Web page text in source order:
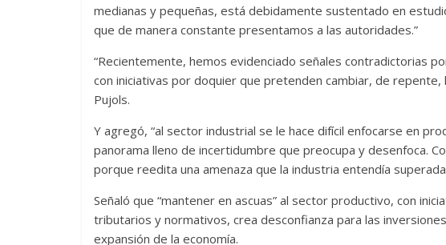
medianas y pequeñas, está debidamente sustentado en
que de manera constante presentamos a las autoridades.”
“Recientemente, hemos evidenciado señales contradictorias
con iniciativas por doquier que pretenden cambiar, de
Pujols.
Y agregó, “al sector industrial se le hace difícil enfocarse en
panorama lleno de incertidumbre que preocupa y desenfoca.
porque reedita una amenaza que la industria entendía
Señaló que “mantener en ascuas” al sector productivo, con
tributarios y normativos, crea desconfianza para las
expansión de la economía.